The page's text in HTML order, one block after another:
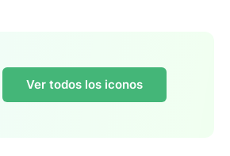
Ver todos los iconos